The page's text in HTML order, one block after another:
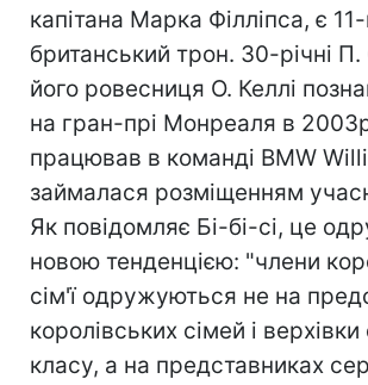
капітана Марка Філліпса, є
британський трон. 30-річні П.
його ровесниця О. Келлі
на гран-прі Монреаля в
працював в команді BMW
займалася розміщенням
Як повідомляє Бі-бі-сі, це
новою тенденцією: "члени
сім'ї одружуються не на
королівських сімей і
класу, а на представниках